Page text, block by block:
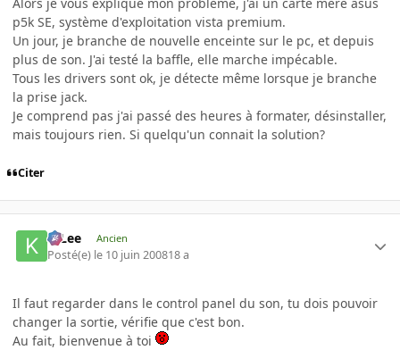
p5k SE, système d'exploitation vista premium.
Un jour, je branche de nouvelle enceinte sur le pc, et depuis
plus de son. J'ai testé la baffle, elle marche impécable.
Tous les drivers sont ok, je détecte même lorsque je branche
la prise jack.
Je comprend pas j'ai passé des heures à formater, désinstaller,
mais toujours rien. Si quelqu'un connait la solution?
Citer
K-Lee Ancien
Posté(e) le 10 juin 200818 a
Il faut regarder dans le control panel du son, tu dois pouvoir
changer la sortie, vérifie que c'est bon.
Au fait, bienvenue à toi